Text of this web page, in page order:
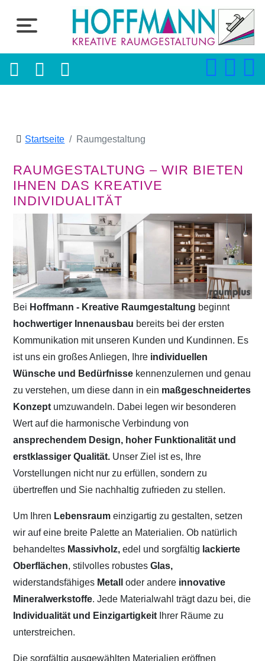
Startseite Raumgestaltung
RAUMGESTALTUNG – WIR BIETEN
IHNEN DAS KREATIVE
INDIVIDUALITÄT
Bei Hoffmann - Kreative Raumgestaltung beginnt
hochwertiger Innenausbau bereits bei der ersten
Kommunikation mit unseren Kunden und Kundinnen. Es
ist uns ein großes Anliegen, Ihre individuellen
Wünsche und Bedürfnisse kennenzulernen und genau
zu verstehen, um diese dann in ein maßgeschneidertes
Konzept umzuwandeln. Dabei legen wir besonderen
Wert auf die harmonische Verbindung von
ansprechendem Design, hoher Funktionalität und
erstklassiger Qualität. Unser Ziel ist es, Ihre
Vorstellungen nicht nur zu erfüllen, sondern zu
übertreffen und Sie nachhaltig zufrieden zu stellen.
Um Ihren Lebensraumeinzigartig zu gestalten, setzen
wir auf eine breite Palette an Materialien. Ob natürlich
behandeltes Massivholz, edel und sorgfältig lackierte
Oberflächen, stilvolles robustesGlas,
widerstandsfähiges Metalloder andere innovative
Mineralwerkstoffe. Jede Materialwahl trägt dazu bei, die
Individualität und Einzigartigkeit Ihrer Räume zu
unterstreichen.
Die sorgfältig ausgewählten Materialien eröffnen